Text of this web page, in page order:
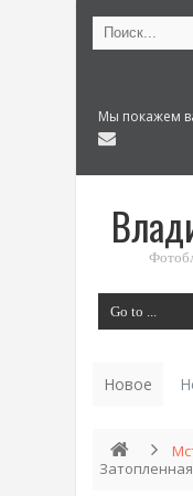
Мы покажем
Новое